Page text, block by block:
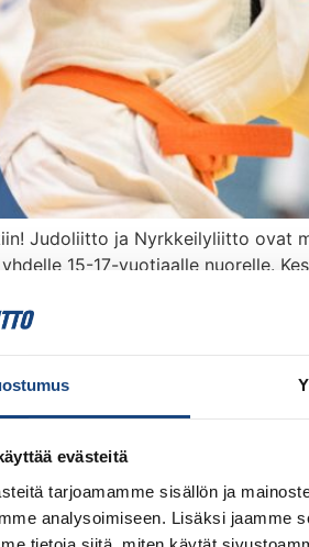
evästeitä
tarjoamamme sisällön ja
analysoimiseen. Lisäksi jaamme
Judoliitto ja Nyrkkeilyliitto ovat
15-17-vuotiaalle nuorelle.
arkistointi sekä varaston
on sovittavissa joustavasti
Judoliitossa